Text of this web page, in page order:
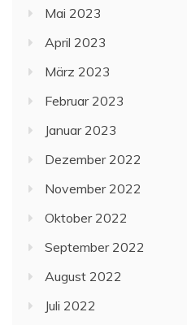
Mai 2023
April 2023
März 2023
Februar 2023
Januar 2023
Dezember 2022
November 2022
Oktober 2022
September 2022
August 2022
Juli 2022